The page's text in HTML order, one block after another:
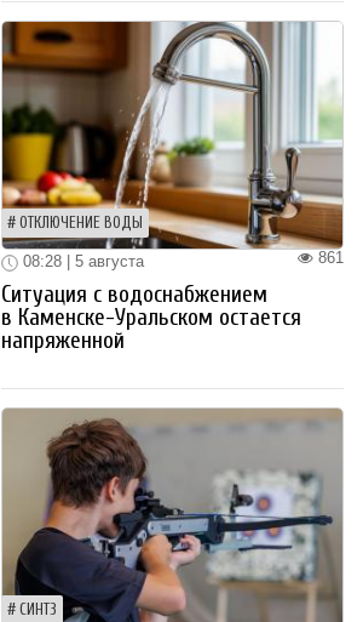
ОТКЛЮЧЕНИЕ ВОДЫ
861
08:28 | 5 августа
Ситуация с водоснабжением
в Каменске-Уральском остается
напряженной
СИНТЗ